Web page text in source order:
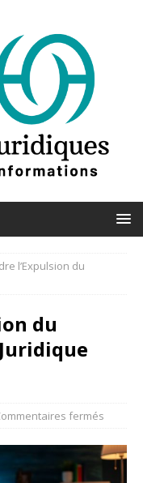
l’Expulsion du
du
fermés